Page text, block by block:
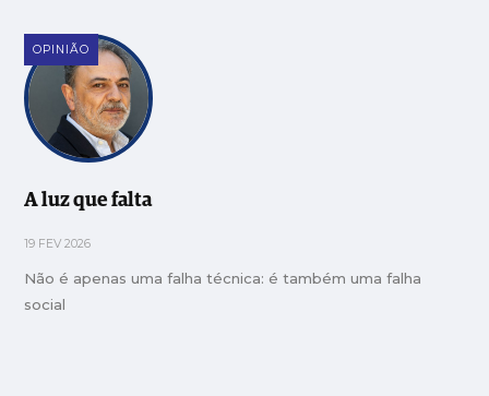
OPINIÃO
A luz que falta
19 FEV 2026
Não é apenas uma falha técnica: é também uma falha
social